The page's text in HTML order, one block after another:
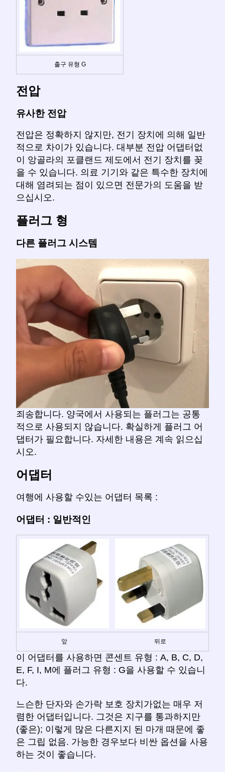
출구 유형 G
전압
유사한 전압
전압은 정확하지 않지만, 전기 장치에 의해 일반
적으로 차이가 있습니다. 대부분 전압 어댑터없
이 앙골라의 포클랜드 제도에서 전기 장치를 꽂
을 수 있습니다. 의료 기기와 같은 특수한 장치에
대해 염려되는 점이 있으면 전문가의 도움을 받
으십시오.
플러그 형
다른 플러그 시스템
죄송합니다. 양국에서 사용되는 플러그는 공통
적으로 사용되지 않습니다. 확실하게 플러그 어
댑터가 필요합니다. 자세한 내용은 계속 읽으십
시오.
어댑터
여행에 사용할 수있는 어댑터 목록 :
어댑터 : 일반적인
앞 뒤로
이 어댑터를 사용하면 콘센트 유형 : A, B, C, D,
E, F, I, M에 플러그 유형 : G을 사용할 수 있습니
다.
느슨한 단자와 손가락 보호 장치가없는 매우 저
렴한 어댑터입니다. 그것은 지구를 통과하지만
(좋은); 이렇게 많은 다른지지 된 마개 때문에 좋
은 그립 없음. 가능한 경우보다 비싼 옵션을 사용
하는 것이 좋습니다.